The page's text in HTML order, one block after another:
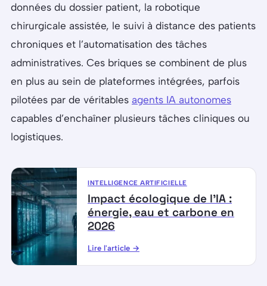
données du dossier patient, la robotique
chirurgicale assistée, le suivi à distance des patients
chroniques et l’automatisation des tâches
administratives. Ces briques se combinent de plus
en plus au sein de plateformes intégrées, parfois
pilotées par de véritables agents IA autonomes
capables d’enchaîner plusieurs tâches cliniques ou
logistiques.
INTELLIGENCE ARTIFICIELLE
Impact écologique de l’IA :
énergie, eau et carbone en
2026
Lire l'article →